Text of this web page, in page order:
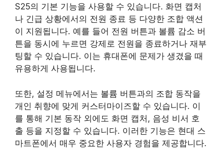
S25의 기본 기능을 사용할 수 있습니다. 화면 캡처
나 긴급 상황에서의 전원 종료 등 다양한 조합 액션
이 지원됩니다. 예를 들어 전원 버튼과 볼륨 감소 버
튼을 동시에 누르면 강제로 전원을 종료하거나 재부
팅할 수 있습니다. 이는 휴대폰에 문제가 생겼을 때
유용하게 사용됩니다.
또한, 설정 메뉴에서는 볼륨 버튼과의 조합 동작을
개인 취향에 맞게 커스터마이즈할 수 있습니다. 이
를 통해 기본 동작 외에도 화면 캡처, 음성 비서 호
출 등을 지정할 수 있습니다. 이러한 기능은 현대 스
마트폰에서 매우 중요한 사용자 경험을 제공합니다.